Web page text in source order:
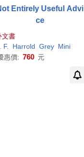
Entirely Useful Advi
ce
文書
F.
Harrold Grey Mini
惠價: 760 元